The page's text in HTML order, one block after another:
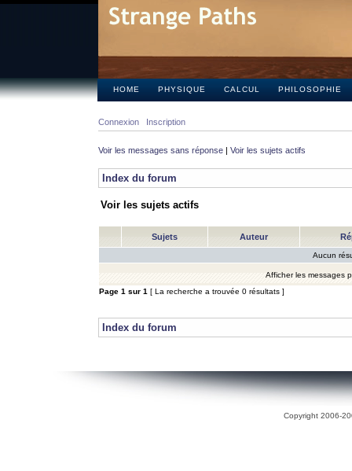
HOME PHYSIQUE CALCUL PHILOSOPHIE
Connexion Inscription
Voir les messages sans réponse | Voir les sujets actifs
Index du forum
Voir les sujets actifs
Sujets Auteur
Aucun
Afficher les messages
Page 1 sur 1 [ La recherche a trouvée 0 résultats ]
Index du forum
Copyright 2006-